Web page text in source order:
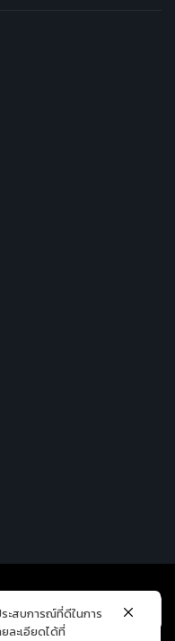
ะสบการณ์ที่ดีในการ
ละเอียดได้ที่